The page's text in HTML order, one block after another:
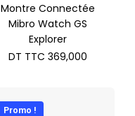
Montre Connectée
Mibro Watch GS
Explorer
DT TTC 369,000
Promo !